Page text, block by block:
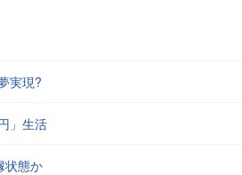
実現?
」生活
状態か